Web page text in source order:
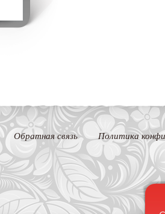
Обратная связь Политика